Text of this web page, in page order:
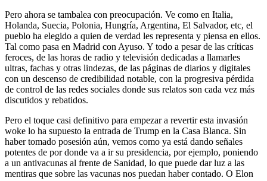
Pero ahora se tambalea con preocupación. Ve como en Italia,
Holanda, Suecia, Polonia, Hungría, Argentina, El Salvador, etc, el
pueblo ha elegido a quien de verdad les representa y piensa en ellos.
Tal como pasa en Madrid con Ayuso. Y todo a pesar de las críticas
feroces, de las horas de radio y televisión dedicadas a llamarles
ultras, fachas y otras lindezas, de las páginas de diarios y digitales
con un descenso de credibilidad notable, con la progresiva pérdida
de control de las redes sociales donde sus relatos son cada vez más
discutidos y rebatidos.
Pero el toque casi definitivo para empezar a revertir esta invasión
woke lo ha supuesto la entrada de Trump en la Casa Blanca. Sin
haber tomado posesión aún, vemos como ya está dando señales
potentes de por donde va a ir su presidencia, por ejemplo, poniendo
a un antivacunas al frente de Sanidad, lo que puede dar luz a las
mentiras que sobre las vacunas nos puedan haber contado. O Elon